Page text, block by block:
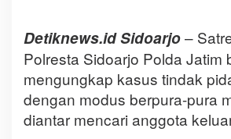
Detiknews.id Sidoarjo–
Polresta Sidoarjo Polda Jatim
mengungkap kasus tindak
dengan modus berpura-pura
diantar mencari anggota